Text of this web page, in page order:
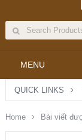
MENU
QUICK LINKS
Home Bài viết